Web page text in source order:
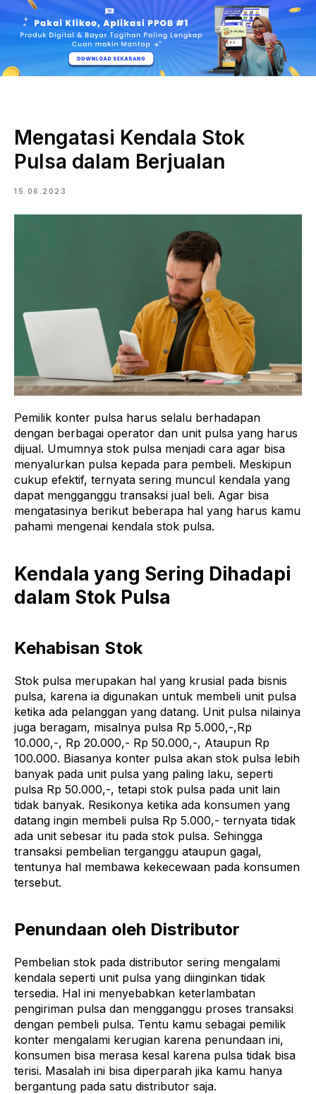
Mengatasi Kendala Stok
Pulsa dalam Berjualan
15.06.2023
Pemilik konter pulsa harus selalu berhadapan
dengan berbagai operator dan unit pulsa yang harus
dijual. Umumnya stok pulsa menjadi cara agar bisa
menyalurkan pulsa kepada para pembeli. Meskipun
cukup efektif, ternyata sering muncul kendala yang
dapat mengganggu transaksi jual beli. Agar bisa
mengatasinya berikut beberapa hal yang harus kamu
pahami mengenai kendala stok pulsa.
Kendala yang Sering Dihadapi
dalam Stok Pulsa
Kehabisan Stok
Stok pulsa merupakan hal yang krusial pada bisnis
pulsa, karena ia digunakan untuk membeli unit pulsa
ketika ada pelanggan yang datang. Unit pulsa nilainya
juga beragam, misalnya pulsa Rp 5.000,-,Rp
10.000,-, Rp 20.000,- Rp 50.000,-, Ataupun Rp
100.000. Biasanya konter pulsa akan stok pulsa lebih
banyak pada unit pulsa yang paling laku, seperti
pulsa Rp 50.000,-, tetapi stok pulsa pada unit lain
tidak banyak. Resikonya ketika ada konsumen yang
datang ingin membeli pulsa Rp 5.000,- ternyata tidak
ada unit sebesar itu pada stok pulsa. Sehingga
transaksi pembelian terganggu ataupun gagal,
tentunya hal membawa kekecewaan pada konsumen
tersebut.
Penundaan oleh Distributor
Pembelian stok pada distributor sering mengalami
kendala seperti unit pulsa yang diinginkan tidak
tersedia. Hal ini menyebabkan keterlambatan
pengiriman pulsa dan mengganggu proses transaksi
dengan pembeli pulsa. Tentu kamu sebagai pemilik
konter mengalami kerugian karena penundaan ini,
konsumen bisa merasa kesal karena pulsa tidak bisa
terisi. Masalah ini bisa diperparah jika kamu hanya
bergantung pada satu distributor saja.